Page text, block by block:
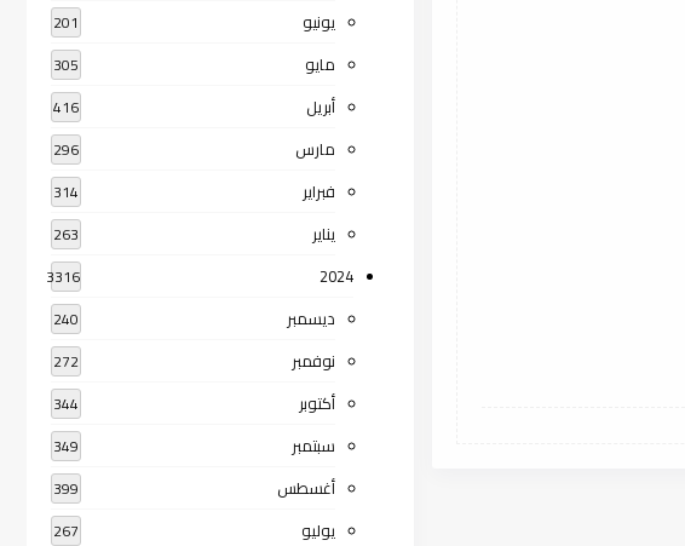
يونيو 201
مايو 305
أبريل 416
مارس 296
فبراير 314
يناير 263
2024
3316
ديسمبر 240
نوفمبر 272
أكتوبر 344
سبتمبر 349
أغسطس 399
يوليو 267